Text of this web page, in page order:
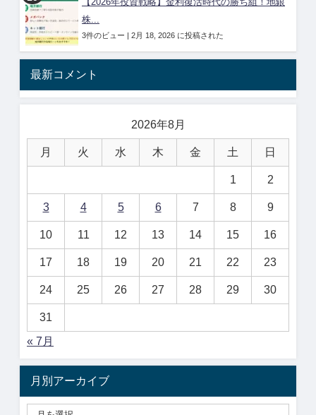
【2026年投資戦略】金利復活時代の勝ち組！地銀
株...
3件のビュー 2月 18, 2026 に投稿された
最新コメント
2026年8月
月 火 水 木 金 土 日
1 2
3 4 5 6 7 8 9
10 11 12 13 14 15 16
17 18 19 20 21 22 23
24 25 26 27 28 29 30
31
« 7月
月別アーカイブ